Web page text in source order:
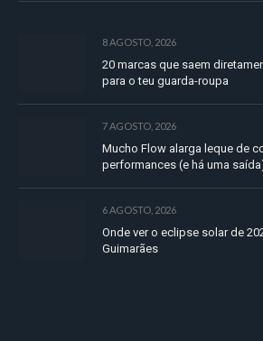
8 AGOSTO, 2026
20 marcas que saem
para o teu guarda-roupa
7 AGOSTO, 2026
Mucho Flow alarga leque de
performances (e há uma
6 AGOSTO, 2026
Onde ver o eclipse solar de
Guimarães